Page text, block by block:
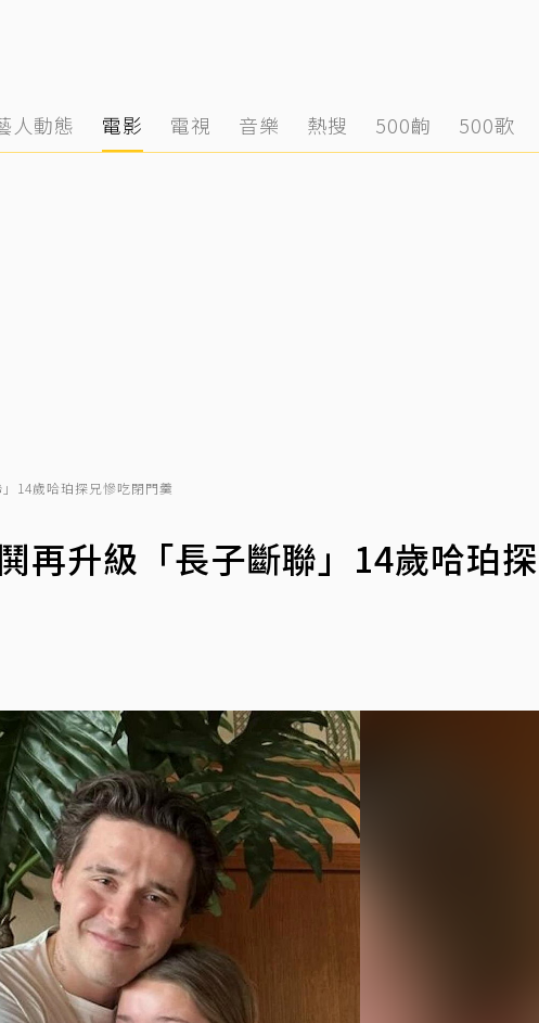
人動態 電影 電視 音樂 熱搜 500齣 500歌
14歲哈珀探兄慘吃閉門羹
再升級「長子斷聯」14歲哈珀